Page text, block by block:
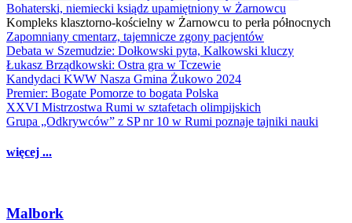
Bohaterski, niemiecki ksiądz upamiętniony w Żarnowcu
Kompleks klasztorno-kościelny w Żarnowcu to perła północnych
Zapomniany cmentarz, tajemnicze zgony pacjentów
Debata w Szemudzie: Dołkowski pyta, Kalkowski kluczy
Łukasz Brządkowski: Ostra gra w Tczewie
Kandydaci KWW Nasza Gmina Żukowo 2024
Premier: Bogate Pomorze to bogata Polska
XXVI Mistrzostwa Rumi w sztafetach olimpijskich
Grupa „Odkrywców” z SP nr 10 w Rumi poznaje tajniki nauki
więcej ...
Malbork